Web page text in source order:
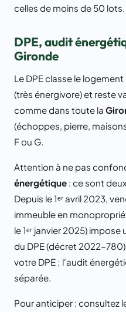
celles de moins de 50 lots.
DPE, audit
Gironde
Le DPE classe le logement
(très énergivore) et reste
comme dans toute la
(échoppes, pierre,
F ou G.
Attention à ne pas
énergétique : ce sont
Depuis le 1ᵉʳ avril 2023,
immeuble en
le 1ᵉʳ janvier 2025)
du DPE (décret 2022-
votre DPE ; l'audit
séparée.
Pour anticiper : consultez